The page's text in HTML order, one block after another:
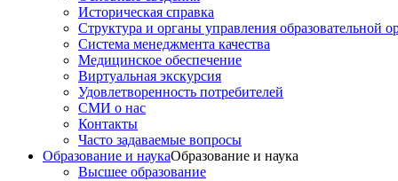
Историческая справка
Структура и органы управления образовательной
Система менеджмента качества
Медицинское обеспечение
Виртуальная экскурсия
Удовлетворенность потребителей
СМИ о нас
Контакты
Часто задаваемые вопросы
Образование и наукаОбразование и наука
Высшее образование